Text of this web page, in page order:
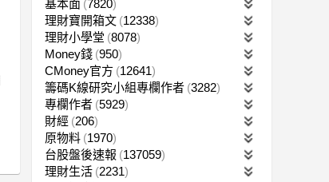
基本面 7820
理財寶開箱文 12338
理財小學堂 8078
Money錢 950
CMoney官方 12641
籌碼K線研究小組專欄作者 3282
專欄作者 5929
財經 206
原物料 1970
台股盤後速報 137059
理財生活 2231